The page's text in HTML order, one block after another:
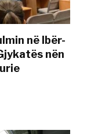
në Ibër-
nën